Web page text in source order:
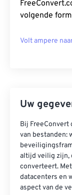
volgende
Volt ampere
Uw
Bij FreeConvert
van bestanden:
altijd veilig zijn,
converteert.
datacenters en
aspect van de